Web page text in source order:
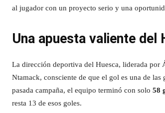
al jugador con un proyecto serio y una
Una apuesta valiente del
La dirección deportiva del Huesca, liderada por
Ntamack, consciente de que el gol es una de
pasada campaña, el equipo terminó con solo 58
resta 13 de esos goles.